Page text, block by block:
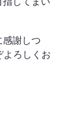
感謝しつ
ろしくお